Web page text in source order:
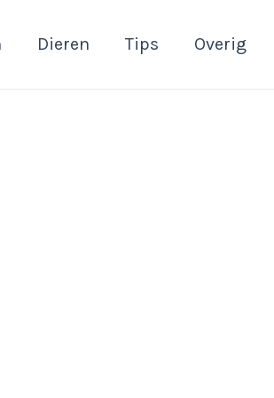
Dieren Tips Overig